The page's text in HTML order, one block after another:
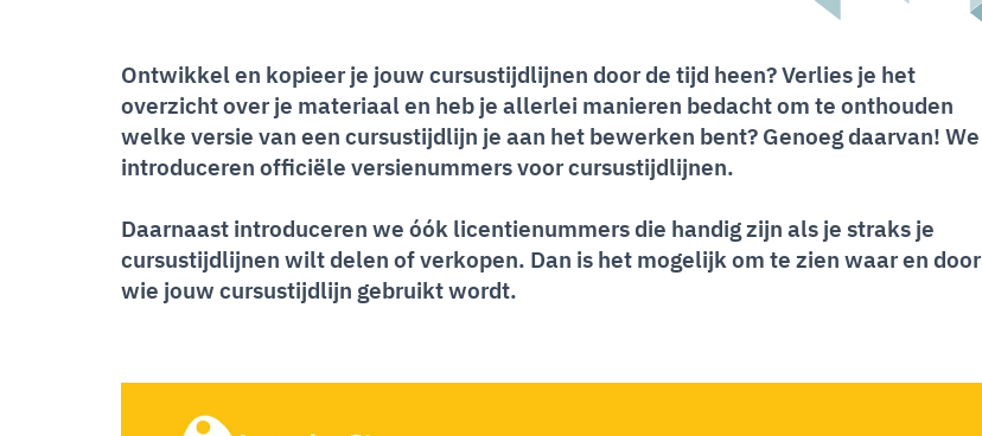
Ontwikkel en kopieer je jouw cursustijdlijnen door de tijd heen? Verlies je het
overzicht over je materiaal en heb je allerlei manieren bedacht om te onthouden
welke versie van een cursustijdlijn je aan het bewerken bent? Genoeg daarvan! We
introduceren officiële versienummers voor cursustijdlijnen.
Daarnaast introduceren we óók licentienummers die handig zijn als je straks je
cursustijdlijnen wilt delen of verkopen. Dan is het mogelijk om te zien waar en door
wie jouw cursustijdlijn gebruikt wordt.